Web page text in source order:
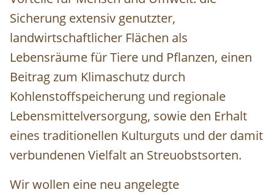
Sicherung extensiv genutzter,
landwirtschaftlicher Flächen als
Lebensräume für Tiere und Pflanzen, einen
Beitrag zum Klimaschutz durch
Kohlenstoffspeicherung und regionale
Lebensmittelversorgung, sowie den Erhalt
eines traditionellen Kulturguts und der damit
verbundenen Vielfalt an Streuobstsorten.
Wir wollen eine neu angelegte